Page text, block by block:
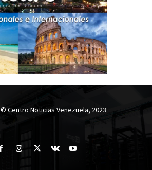
© Centro Noticias Venezuela, 2023